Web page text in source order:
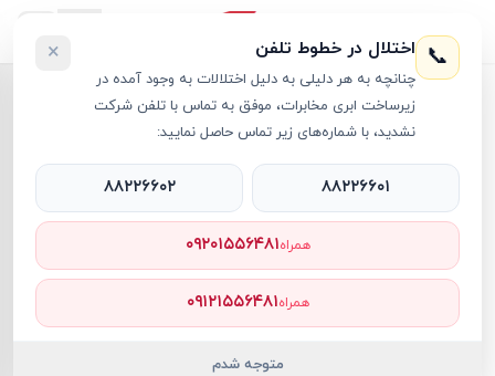
› مودم روتر بی سیم یوتل ADSL2 مدل A304
مودم ADSL RT7173
ناموجود
📞 اختلال در خطوط تلفن
چنانچه به هر دلیلی به دلیل اختلالات به وجود آمده در
زیرساخت ابری مخابرات، موفق به تماس با تلفن شرکت
نشدید، با شماره‌های زیر تماس حاصل نمایید:
×
۸۸۲۲۶۶۰۱ ۸۸۲۲۶۶۰۲
همراه۰۹۲۰۱۵۵۶۴۸۱
همراه۰۹۱۲۱۵۵۶۴۸۱
متوجه شدم